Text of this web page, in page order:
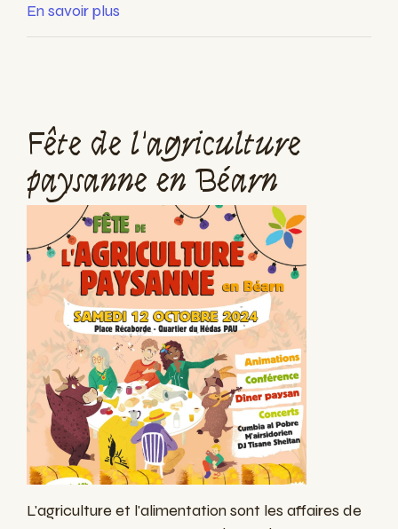
En savoir plus
Fête de l'agriculture
paysanne en Béarn
L'agriculture et l'alimentation sont les affaires de